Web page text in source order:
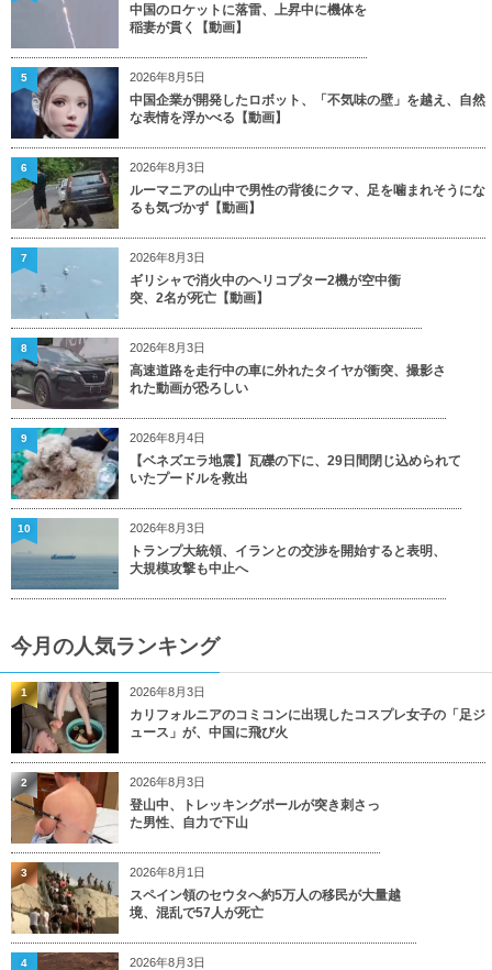
中国のロケットに落雷、上昇中に機体を
稲妻が貫く【動画】
2026年8月5日
中国企業が開発したロボット、「不気味の壁」を越え、自然
な表情を浮かべる【動画】
5
2026年8月3日
ルーマニアの山中で男性の背後にクマ、足を噛まれそうにな
るも気づかず【動画】
6
2026年8月3日
ギリシャで消火中のヘリコプター2機が空中衝
突、2名が死亡【動画】
7
2026年8月3日
高速道路を走行中の車に外れたタイヤが衝突、撮影さ
れた動画が恐ろしい
8
2026年8月4日
【ベネズエラ地震】瓦礫の下に、29日間閉じ込められて
いたプードルを救出
9
2026年8月3日
トランプ大統領、イランとの交渉を開始すると表明、
大規模攻撃も中止へ
10
今月の人気ランキング
2026年8月3日
カリフォルニアのコミコンに出現したコスプレ女子の「足ジ
ュース」が、中国に飛び火
1
2026年8月3日
登山中、トレッキングポールが突き刺さっ
た男性、自力で下山
2
2026年8月1日
スペイン領のセウタへ約5万人の移民が大量越
境、混乱で57人が死亡
3
2026年8月3日
4